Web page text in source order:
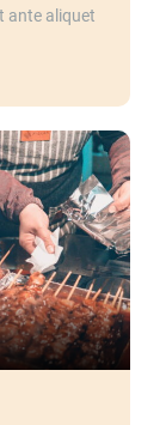
ante aliquet